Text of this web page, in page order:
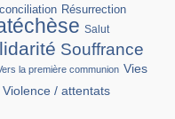
Résurrection
Salut
Souffrance
la première communion Vies
Violence / attentats